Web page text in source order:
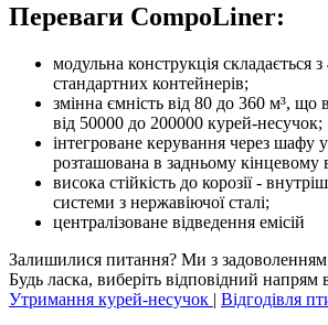
Переваги CompoLiner:
модульна конструкція складається
стандартних контейнерів;
змінна ємність від 80 до 360 м³, що
від 50000 до 200000 курей-несучок;
інтегроване керування через шафу
розташована в задньому кінцевому
висока стійкість до корозії -
системи з нержавіючої сталі;
централізоване відведення емісій
Залишилися питання? Ми з
Будь ласка, виберіть відповідний напрям
Утримання курей-несучок | Відгодівля